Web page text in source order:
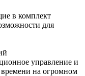
в комплект
для
управление и
на огромном